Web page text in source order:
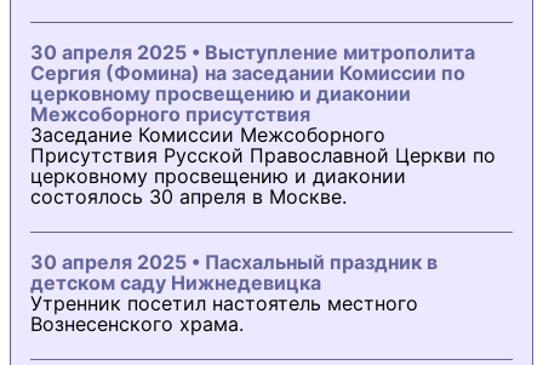
30 апреля 2025 • Выступление митрополита
Сергия (Фомина) на заседании Комиссии по
церковному просвещению и диаконии
Межсоборного присутствия
Заседание Комиссии Межсоборного
Присутствия Русской Православной Церкви по
церковному просвещению и диаконии
состоялось 30 апреля в Москве.
30 апреля 2025 • Пасхальный праздник в
детском саду Нижнедевицка
Утренник посетил настоятель местного
Вознесенского храма.